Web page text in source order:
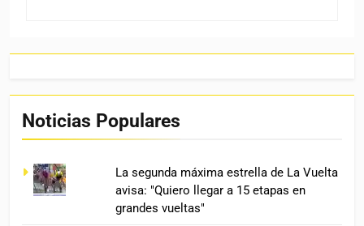
Noticias Populares
La segunda máxima estrella de La Vuelta
avisa: "Quiero llegar a 15 etapas en
grandes vueltas"